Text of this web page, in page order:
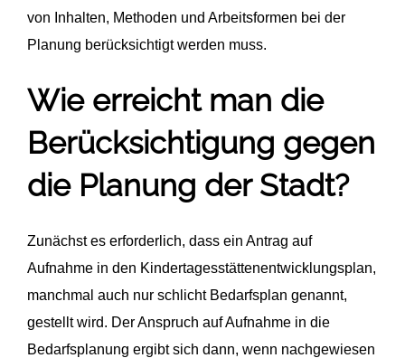
von Inhalten, Methoden und Arbeitsformen bei der
Planung berücksichtigt werden muss.
Wie erreicht man die
Berücksichtigung gegen
die Planung der Stadt?
Zunächst es erforderlich, dass ein Antrag auf
Aufnahme in den Kindertagesstättenentwicklungsplan,
manchmal auch nur schlicht Bedarfsplan genannt,
gestellt wird. Der Anspruch auf Aufnahme in die
Bedarfsplanung ergibt sich dann, wenn nachgewiesen